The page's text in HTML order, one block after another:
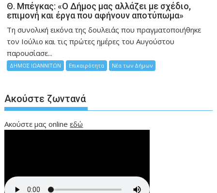
Θ. Μπέγκας: «Ο Δήμος μας αλλάζει με σχέδιο,
επιμονή και έργα που αφήνουν αποτύπωμα»
Τη συνολική εικόνα της δουλειάς που πραγματοποιήθηκε
τον Ιούλιο και τις πρώτες ημέρες του Αυγούστου
παρουσίασε...
ΔΗΜΟΣ ΙΩΑΝΝΙΤΩΝ Επικαιρότητα Νέα των Δήμων
Ακούστε ζωντανά
Ακούστε μας onlineεδώ